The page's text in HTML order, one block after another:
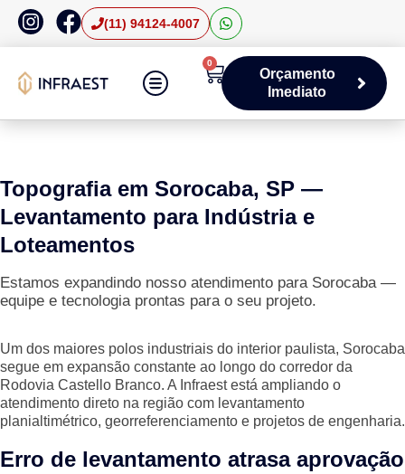
(11) 94124-4007
0
Orçamento
Imediato
Topografia em Sorocaba, SP —
Levantamento para Indústria e
Loteamentos
Estamos expandindo nosso atendimento para Sorocaba —
equipe e tecnologia prontas para o seu projeto.
Um dos maiores polos industriais do interior paulista, Sorocaba
segue em expansão constante ao longo do corredor da
Rodovia Castello Branco. A Infraest está ampliando o
atendimento direto na região com levantamento
planialtimétrico, georreferenciamento e projetos de engenharia.
Erro de levantamento atrasa aprovação